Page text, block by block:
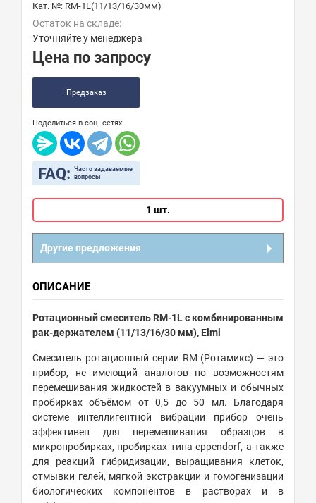
Кат. №: RM-1L(11/13/16/30мм)
Остаток на складе:
Уточняйте у менеджера
Цена по запросу
Предзаказ
Поделиться в соц. сетях:
FAQ: Часто задаваемые
вопросы
1 шт.
Другие предложения
ОПИСАНИЕ
Ротационный смеситель RM-1L с комбинированным
рак-держателем (11/13/16/30 мм), Elmi
Смеситель ротационный серии RM (Ротамикс) — это
прибор, не имеющий аналогов по возможностям
перемешивания жидкостей в вакуумных и обычных
пробирках объёмом от 0,5 до 50 мл. Благодаря
системе интеллигентной вибрации прибор очень
эффективен для перемешивания образцов в
микропробирках, пробирках типа eppendorf, а также
для реакций гибридизации, выращивания клеток,
отмывки гелей, мягкой экстракции и гомогенизации
биологических компонентов в растворах и в